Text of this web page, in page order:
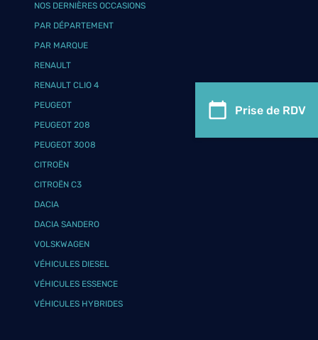
Prise de RDV
NOS DERNIÈRES OCCASIONS
PAR DÉPARTEMENT
PAR MARQUE
RENAULT
RENAULT CLIO 4
PEUGEOT
PEUGEOT 208
PEUGEOT 3008
CITROËN
CITROËN C3
DACIA
DACIA SANDERO
VOLSKWAGEN
VÉHICULES DIESEL
VÉHICULES ESSENCE
VÉHICULES HYBRIDES